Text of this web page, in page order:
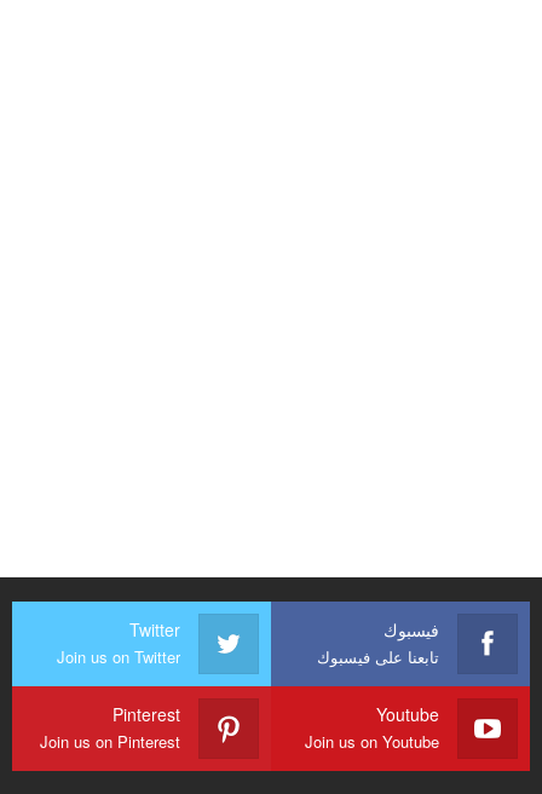
فيسبوك
تابعنا على فيسبوك
Twitter
Join us on Twitter
Youtube
Join us on Youtube
Pinterest
Join us on Pinterest